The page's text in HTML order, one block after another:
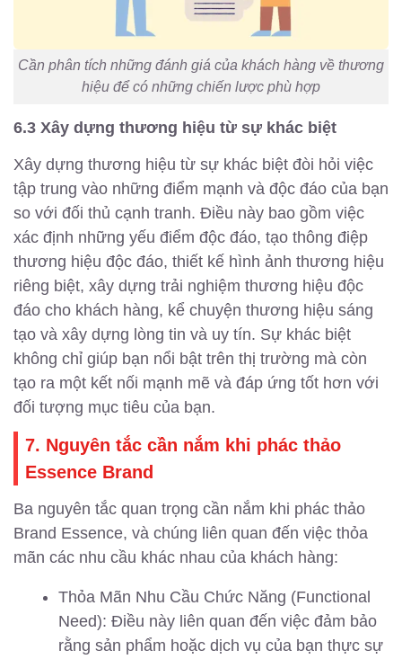
Cần phân tích những đánh giá của khách hàng về thương
hiệu để có những chiến lược phù hợp
6.3 Xây dựng thương hiệu từ sự khác biệt
Xây dựng thương hiệu từ sự khác biệt đòi hỏi việc
tập trung vào những điểm mạnh và độc đáo của bạn
so với đối thủ cạnh tranh. Điều này bao gồm việc
xác định những yếu điểm độc đáo, tạo thông điệp
thương hiệu độc đáo, thiết kế hình ảnh thương hiệu
riêng biệt, xây dựng trải nghiệm thương hiệu độc
đáo cho khách hàng, kể chuyện thương hiệu sáng
tạo và xây dựng lòng tin và uy tín. Sự khác biệt
không chỉ giúp bạn nổi bật trên thị trường mà còn
tạo ra một kết nối mạnh mẽ và đáp ứng tốt hơn với
đối tượng mục tiêu của bạn.
7. Nguyên tắc cần nắm khi phác thảo
Essence Brand
Ba nguyên tắc quan trọng cần nắm khi phác thảo
Brand Essence, và chúng liên quan đến việc thỏa
mãn các nhu cầu khác nhau của khách hàng:
Thỏa Mãn Nhu Cầu Chức Năng (Functional
Need): Điều này liên quan đến việc đảm bảo
rằng sản phẩm hoặc dịch vụ của bạn thực sự